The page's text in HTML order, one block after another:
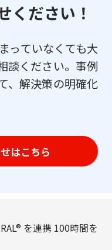
ください！
っていなくても大
談ください。事例
、解決策の明確化
はこちら
を連携 100時間を